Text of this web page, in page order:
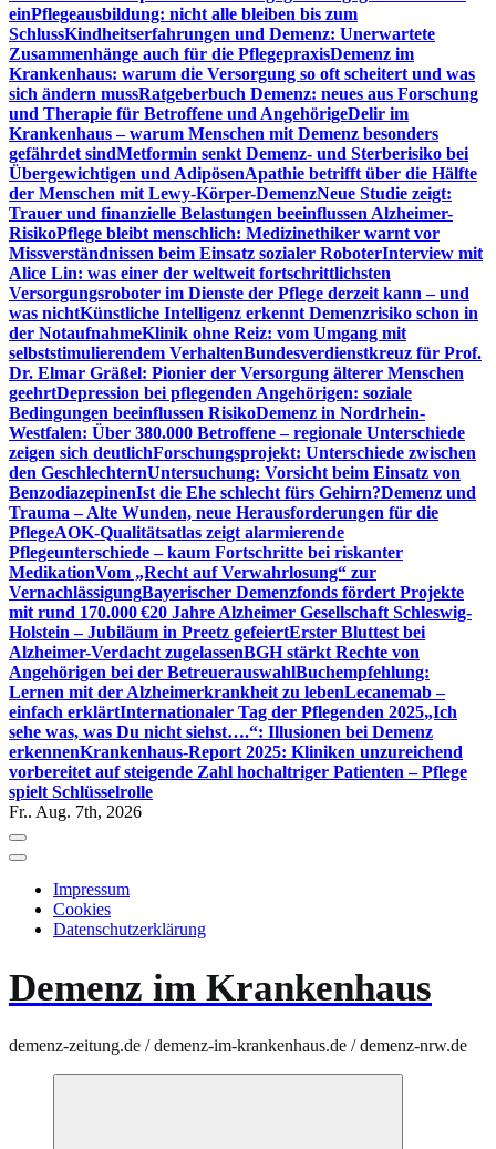
einPflegeausbildung: nicht alle bleiben bis zum
SchlussKindheitserfahrungen und Demenz: Unerwartete
Zusammenhänge auch für die PflegepraxisDemenz im
Krankenhaus: warum die Versorgung so oft scheitert und was
sich ändern mussRatgeberbuch Demenz: neues aus Forschung
und Therapie für Betroffene und AngehörigeDelir im
Krankenhaus – warum Menschen mit Demenz besonders
gefährdet sindMetformin senkt Demenz- und Sterberisiko bei
Übergewichtigen und AdipösenApathie betrifft über die Hälfte
der Menschen mit Lewy-Körper-DemenzNeue Studie zeigt:
Trauer und finanzielle Belastungen beeinflussen Alzheimer-
RisikoPflege bleibt menschlich: Medizinethiker warnt vor
Missverständnissen beim Einsatz sozialer RoboterInterview mit
Alice Lin: was einer der weltweit fortschrittlichsten
Versorgungsroboter im Dienste der Pflege derzeit kann – und
was nichtKünstliche Intelligenz erkennt Demenzrisiko schon in
der NotaufnahmeKlinik ohne Reiz: vom Umgang mit
selbststimulierendem VerhaltenBundesverdienstkreuz für Prof.
Dr. Elmar Gräßel: Pionier der Versorgung älterer Menschen
geehrtDepression bei pflegenden Angehörigen: soziale
Bedingungen beeinflussen RisikoDemenz in Nordrhein-
Westfalen: Über 380.000 Betroffene – regionale Unterschiede
zeigen sich deutlichForschungsprojekt: Unterschiede zwischen
den GeschlechternUntersuchung: Vorsicht beim Einsatz von
BenzodiazepinenIst die Ehe schlecht fürs Gehirn?Demenz und
Trauma – Alte Wunden, neue Herausforderungen für die
PflegeAOK-Qualitätsatlas zeigt alarmierende
Pflegeunterschiede – kaum Fortschritte bei riskanter
MedikationVom „Recht auf Verwahrlosung“ zur
VernachlässigungBayerischer Demenzfonds fördert Projekte
mit rund 170.000 €20 Jahre Alzheimer Gesellschaft Schleswig-
Holstein – Jubiläum in Preetz gefeiertErster Bluttest bei
Alzheimer-Verdacht zugelassenBGH stärkt Rechte von
Angehörigen bei der BetreuerauswahlBuchempfehlung:
Lernen mit der Alzheimerkrankheit zu lebenLecanemab –
einfach erklärtInternationaler Tag der Pflegenden 2025„Ich
sehe was, was Du nicht siehst….“: Illusionen bei Demenz
erkennenKrankenhaus-Report 2025: Kliniken unzureichend
vorbereitet auf steigende Zahl hochaltriger Patienten – Pflege
spielt Schlüsselrolle
Fr.. Aug. 7th, 2026
Impressum
Cookies
Datenschutzerklärung
Demenz im Krankenhaus
demenz-zeitung.de / demenz-im-krankenhaus.de / demenz-nrw.de